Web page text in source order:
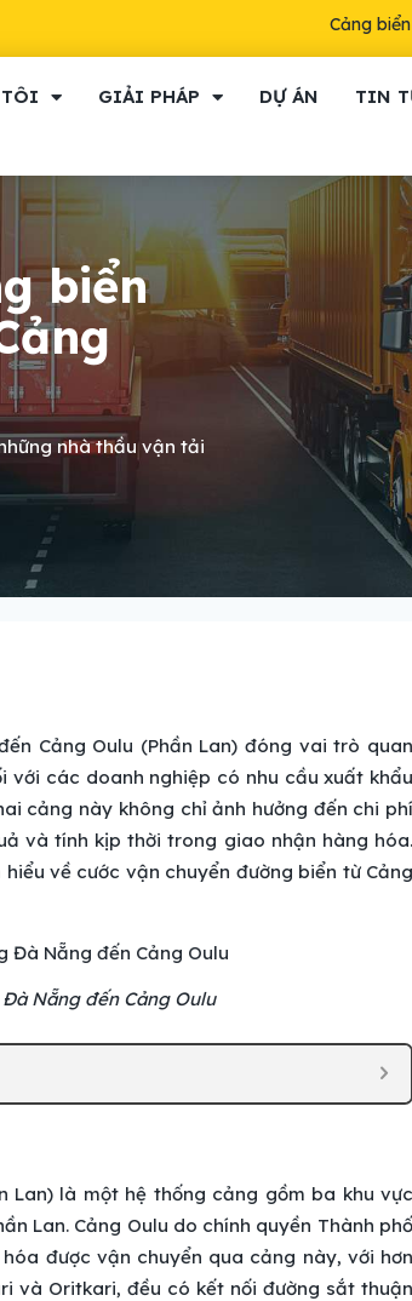
Cảng biển
TÔI GIẢI PHÁP DỰ ÁN TIN
biển
nhà thầu vận tải
Cảng Oulu (Phần Lan) đóng vai trò quan
các doanh nghiệp có nhu cầu xuất khẩu
cảng này không chỉ ảnh hưởng đến chi phí
và tính kịp thời trong giao nhận hàng hóa.
về cước vận chuyển đường biển từ Cảng
Nẵng đến Cảng Oulu
Lan) là một hệ thống cảng gồm ba khu vực
Lan. Cảng Oulu do chính quyền Thành phố
được vận chuyển qua cảng này, với hơn
và Oritkari, đều có kết nối đường sắt thuận